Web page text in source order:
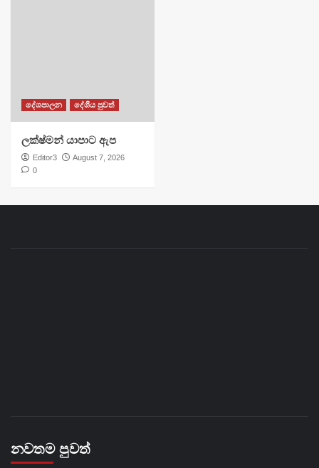
දේශපාලන දේශීය පුවත්
ලක්ෂ්මන් යාපාට ඇප
Editor3
August 7, 2026
0
නවතම පුවත්